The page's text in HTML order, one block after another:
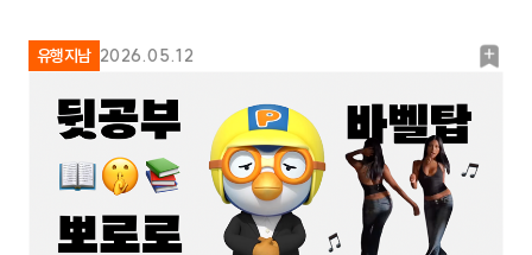
유행지남 2026.05.12
북